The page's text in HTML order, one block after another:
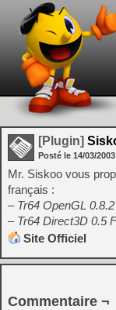
[Plugin]
Posté le 14/03/2003
Mr. Siskoo vous
français :
– Tr64 OpenGL
– Tr64 Direct3D 0.5
Site Officiel
Commentaire ¬